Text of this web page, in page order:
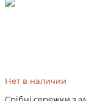
Нет в наличии